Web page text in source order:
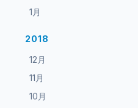
1月
2018
12月
11月
10月